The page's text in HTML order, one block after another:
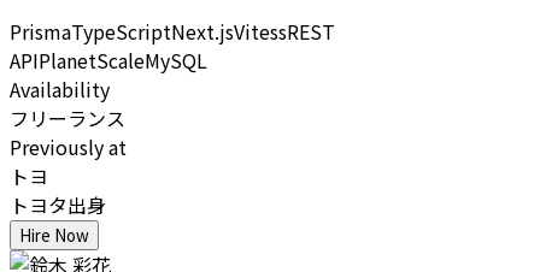
PrismaTypeScriptNext.jsVitessREST
APIPlanetScaleMySQL
Availability
フリーランス
Previously at
トヨ
トヨタ出身
Hire Now